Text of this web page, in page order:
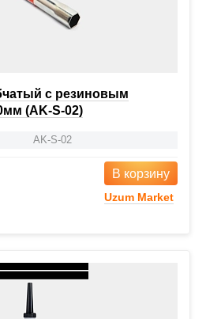
с резиновым
(AK-S-02)
AK-S-02
В корзину
Uzum Market